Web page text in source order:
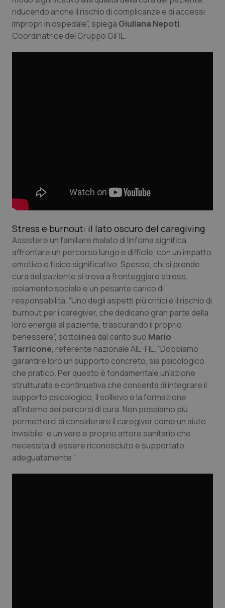
riducendo anche il rischio di complicanze e di accessi
impropri in ospedale”, spiega Giuliana Nepoti,
Coordinatrice del Gruppo GiFIL.
Stress e burnout: il lato oscuro del caregiving
Assistere un familiare malato di linfoma significa
affrontare un percorso lungo e difficile, con un impatto
emotivo e fisico significativo. Spesso, chi si prende
cura del paziente si trova a fronteggiare stress,
isolamento sociale e un pesante carico di
responsabilità. “Uno degli aspetti più critici è il rischio di
burnout per i caregiver, che dedicano gran parte della
loro energia al paziente, trascurando il proprio
benessere”, sottolinea dal canto suo Mario
Tarricone, referente nazionale AIL-FIL. “Dobbiamo
garantire loro un supporto concreto, sia psicologico
che pratico. Per questo è fondamentale un’azione
strutturata e continuativa che consenta di integrare il
supporto psicologico, il sollievo e la formazione
all’interno dei percorsi di cura. Non possiamo più
permetterci di considerare il caregiver come un aiuto
invisibile: è un vero e proprio attore sanitario che
necessita di essere riconosciuto e supportato
adeguatamente.”